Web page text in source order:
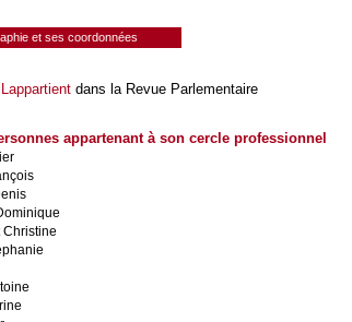
et ses coordonnées
dans la Revue Parlementaire
appartenant à son cercle professionnel
Christine